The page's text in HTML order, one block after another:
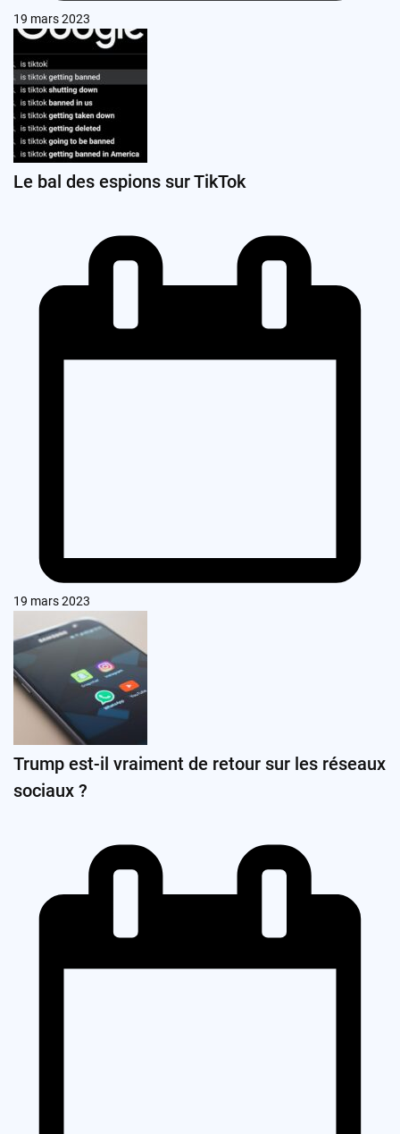
19 mars 2023
Le bal des espions sur TikTok
19 mars 2023
Trump est-il vraiment de retour sur les réseaux
sociaux ?